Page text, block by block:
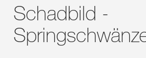
Schadbild -